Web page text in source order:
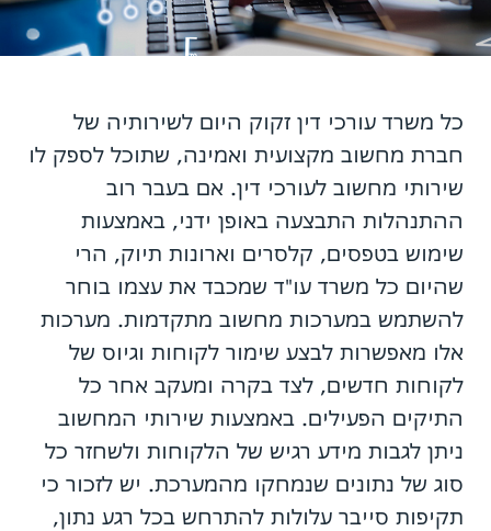
כל משרד עורכי דין זקוק היום לשירותיה של
חברת מחשוב מקצועית ואמינה, שתוכל לספק לו
שירותי מחשוב לעורכי דין. אם בעבר רוב
ההתנהלות התבצעה באופן ידני, באמצעות
שימוש בטפסים, קלסרים וארונות תיוק, הרי
שהיום כל משרד עו"ד שמכבד את עצמו בוחר
להשתמש במערכות מחשוב מתקדמות. מערכות
אלו מאפשרות לבצע שימור לקוחות וגיוס של
לקוחות חדשים, לצד בקרה ומעקב אחר כל
התיקים הפעילים. באמצעות שירותי המחשוב
ניתן לגבות מידע רגיש של הלקוחות ולשחזר כל
סוג של נתונים שנמחקו מהמערכת. יש לזכור כי
תקיפות סייבר עלולות להתרחש בכל רגע נתון,